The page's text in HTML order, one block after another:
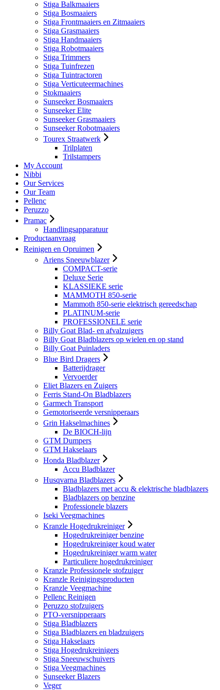
Stiga Balkmaaiers
Stiga Bosmaaiers
Stiga Frontmaaiers en Zitmaaiers
Stiga Grasmaaiers
Stiga Handmaaiers
Stiga Robotmaaiers
Stiga Trimmers
Stiga Tuinfrezen
Stiga Tuintractoren
Stiga Verticuteermachines
Stokmaaiers
Sunseeker Bosmaaiers
Sunseeker Elite
Sunseeker Grasmaaiers
Sunseeker Robotmaaiers
Tourex Straatwerk
Trilplaten
Trilstampers
My Account
Nibbi
Our Services
Our Team
Pellenc
Peruzzo
Pramac
Handlingsapparatuur
Productaanvraag
Reinigen en Opruimen
Ariens Sneeuwblazer
COMPACT-serie
Deluxe Serie
KLASSIEKE serie
MAMMOTH 850-serie
Mammoth 850-serie elektrisch gereedschap
PLATINUM-serie
PROFESSIONELE serie
Billy Goat Blad- en afvalzuigers
Billy Goat Bladblazers op wielen en op stand
Billy Goat Puinladers
Blue Bird Dragers
Batterijdrager
Vervoerder
Eliet Blazers en Zuigers
Ferris Stand-On Bladblazers
Garmech Transport
Gemotoriseerde versnipperaars
Grin Hakselmachines
De BIOCH-lijn
GTM Dumpers
GTM Hakselaars
Honda Bladblazer
Accu Bladblazer
Husqvarna Bladblazers
Bladblazers met accu & elektrische bladblazers
Bladblazers op benzine
Professionele blazers
Iseki Veegmachines
Kranzle Hogedrukreiniger
Hogedrukreiniger benzine
Hogedrukreiniger koud water
Hogedrukreiniger warm water
Particuliere hogedrukreiniger
Kranzle Professionele stofzuiger
Kranzle Reinigingsproducten
Kranzle Veegmachine
Pellenc Reinigen
Peruzzo stofzuigers
PTO-versnipperaars
Stiga Bladblazers
Stiga Bladblazers en bladzuigers
Stiga Hakselaars
Stiga Hogedrukreinigers
Stiga Sneeuwschuivers
Stiga Veegmachines
Sunseeker Blazers
Veger